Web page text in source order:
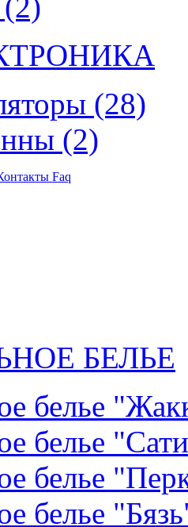
(28)
(2)
Faq
БЕЛЬЕ
белье
белье
белье
белье